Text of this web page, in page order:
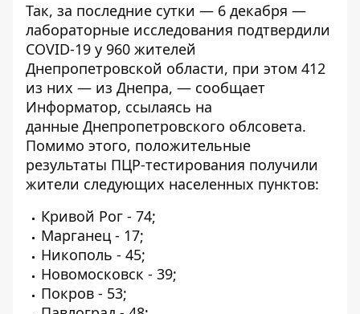
Так, за последние сутки — 6 декабря —
лабораторные исследования подтвердили
COVID-19 у 960 жителей
Днепропетровской области, при этом 412
из них — из Днепра, — сообщает
Информатор, ссылаясь на
данные Днепропетровского облсовета.
Помимо этого, положительные
результаты ПЦР-тестирования получили
жители следующих населенных пунктов:
Кривой Рог - 74;
Марганец - 17;
Никополь - 45;
Новомосковск - 39;
Покров - 53;